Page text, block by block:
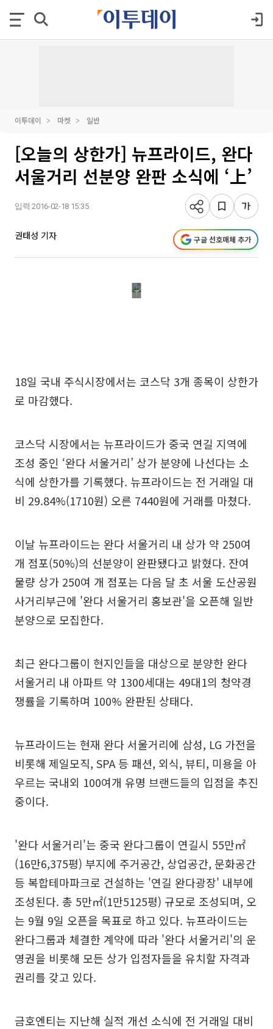
이투데이 마켓 일반
[오늘의 상한가] 뉴프라이드, 완다
서울거리 선분양 완판 소식에 ‘上’
입력 2016-02-18 15:35
권태성 기자 구글 선호매체 추가
18일 국내 주식시장에서는 코스닥 3개 종목이 상한가
로 마감했다.
코스닥 시장에서는 뉴프라이드가 중국 연길 지역에
조성 중인 ‘완다 서울거리’ 상가 분양에 나선다는 소
식에 상한가를 기록했다. 뉴프라이드는 전 거래일 대
비 29.84%(1710원) 오른 7440원에 거래를 마쳤다.
이날 뉴프라이드는 완다 서울거리 내 상가 약 250여
개 점포(50%)의 선분양이 완판됐다고 밝혔다. 잔여
물량 상가 250여 개 점포는 다음 달 초 서울 도산공원
사거리부근에 '완다 서울거리 홍보관'을 오픈해 일반
분양으로 모집한다.
최근 완다그룹이 현지인들을 대상으로 분양한 완다
서울거리 내 아파트 약 1300세대는 49대1의 청약경
쟁률을 기록하며 100% 완판된 상태다.
뉴프라이드는 현재 완다 서울거리에 삼성, LG 가전을
비롯해 제일모직, SPA 등 패션, 외식, 뷰티, 미용을 아
우르는 국내외 100여개 유명 브랜드들의 입점을 추진
중이다.
'완다 서울거리'는 중국 완다그룹이 연길시 55만㎡
(16만6,375평) 부지에 주거공간, 상업공간, 문화공간
등 복합테마파크로 건설하는 '연길 완다광장' 내부에
조성된다. 총 5만㎡(1만5125평) 규모로 조성되며, 오
는 9월 9일 오픈을 목표로 하고 있다. 뉴프라이드는
완다그룹과 체결한 계약에 따라 '완다 서울거리'의 운
영권을 비롯해 모든 상가 입점자들을 유치할 자격과
권리를 갖고 있다.
금호엔티는 지난해 실적 개선 소식에 전 거래일 대비